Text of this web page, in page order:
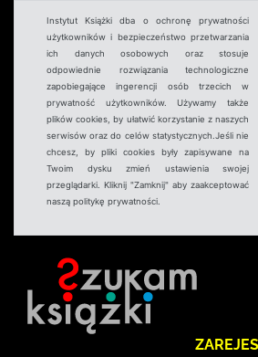
Instytut Książki dba o ochronę prywatności
użytkowników i bezpieczeństwo przetwarzania
ich danych osobowych oraz stosuje
odpowiednie rozwiązania technologiczne
zapobiegające ingerencji osób trzecich w
prywatność użytkowników. Używamy także
plików cookies, by ułatwić korzystanie z naszych
serwisów oraz do celów statystycznych.Jeśli nie
chcesz, by pliki cookies były zapisywane na
Twoim dysku zmień ustawienia swojej
przeglądarki. Kliknij "Zamknij" aby zaakceptować
naszą politykę prywatności.